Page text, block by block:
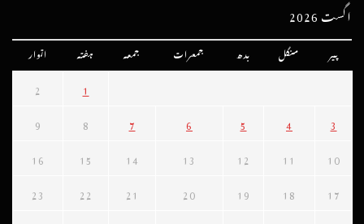
اگست 2026
پیر منگل بدھ جمعرات جمعہ ہفتہ اتوار
1
2
3
4
5
6
7
8
9
10
11
12
13
14
15
16
17
18
19
20
21
22
23